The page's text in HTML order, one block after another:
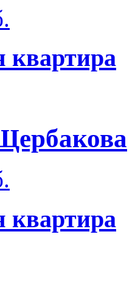
квартира
квартира